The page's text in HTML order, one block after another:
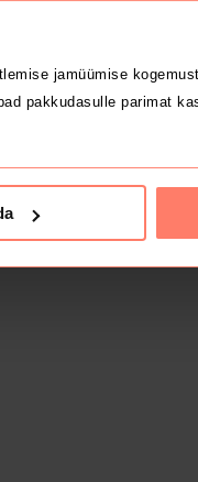
jamüümise
pakkudasulle parimat